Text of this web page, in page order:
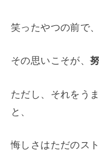
笑ったやつの前で
その思いこそが、
ただし、それをう
と、
悔しさはただのス